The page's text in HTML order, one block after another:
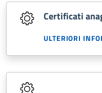
Certificati
ULTERIORI